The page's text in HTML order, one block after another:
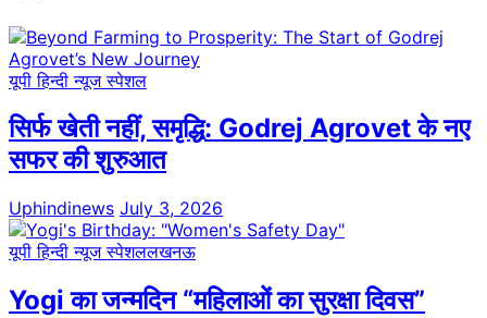
यूपी हिन्दी न्यूज स्पेशल
सिर्फ खेती नहीं, समृद्धि: Godrej Agrovet के नए
सफर की शुरुआत
Uphindinews July 3, 2026
यूपी हिन्दी न्यूज स्पेशललखनऊ
Yogi का जन्मदिन “महिलाओं का सुरक्षा दिवस”